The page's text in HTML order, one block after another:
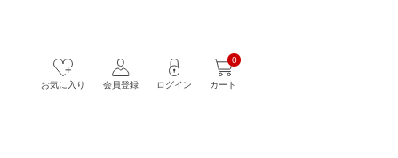
カート
0
ログイン
会員登録
お気に入り